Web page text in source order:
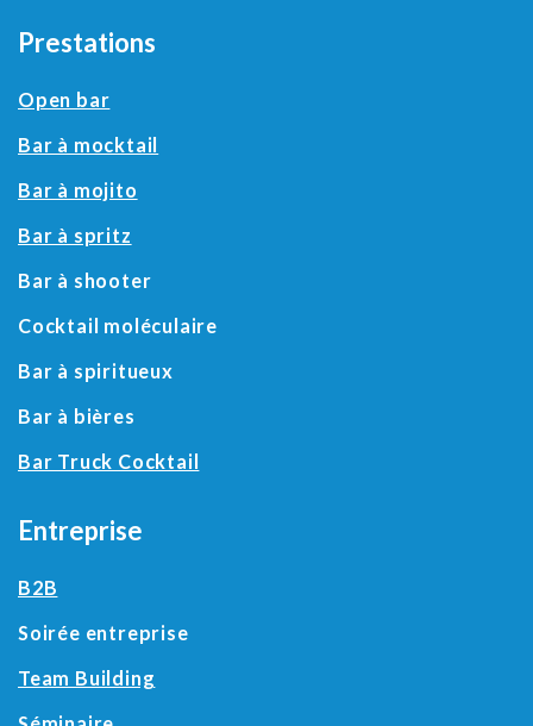
Prestations
Open bar
Bar à mocktail
Bar à mojito
Bar à spritz
Bar à shooter
Cocktail moléculaire
Bar à spiritueux
Bar à bières
Bar Truck Cocktail
Entreprise
B2B
Soirée entreprise
Team Building